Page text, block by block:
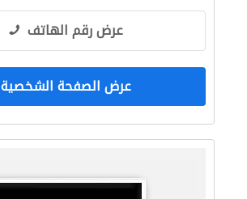
عرض رقم الهاتف
عرض الصفحة الشخصية